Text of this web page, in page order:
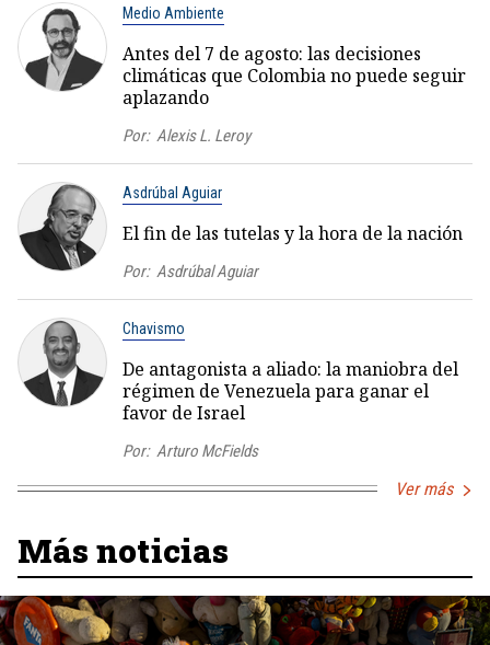
Medio Ambiente
Antes del 7 de agosto: las decisiones
climáticas que Colombia no puede seguir
aplazando
Por: Alexis L. Leroy
Asdrúbal Aguiar
El fin de las tutelas y la hora de la nación
Por: Asdrúbal Aguiar
Chavismo
De antagonista a aliado: la maniobra del
régimen de Venezuela para ganar el
favor de Israel
Por: Arturo McFields
Ver más
Más noticias